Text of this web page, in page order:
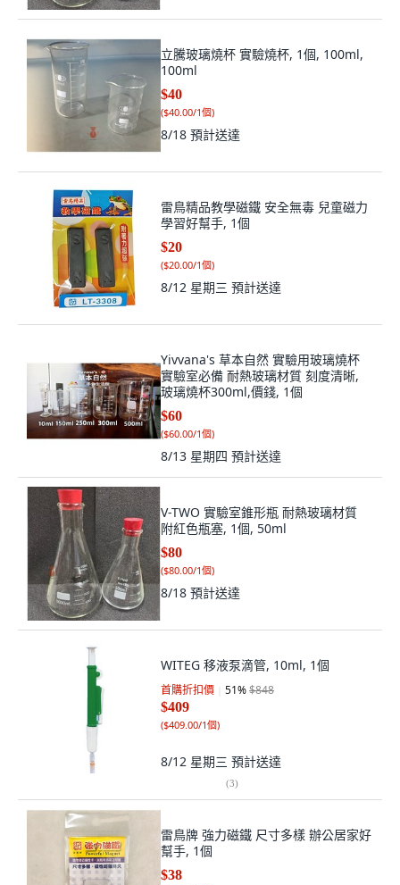
立騰玻璃燒杯 實驗燒杯, 1個, 100ml,
100ml
$40
($40.00/1個)
8/18 預計送達
雷鳥精品教學磁鐵 安全無毒 兒童磁力
學習好幫手, 1個
$20
($20.00/1個)
8/12 星期三 預計送達
Yivvana's 草本自然 實驗用玻璃燒杯
實驗室必備 耐熱玻璃材質 刻度清晰,
玻璃燒杯300ml,價錢, 1個
$60
($60.00/1個)
8/13 星期四 預計送達
V-TWO 實驗室錐形瓶 耐熱玻璃材質
附紅色瓶塞, 1個, 50ml
$80
($80.00/1個)
8/18 預計送達
WITEG 移液泵滴管, 10ml, 1個
首購折扣價 51%$848
$409
($409.00/1個)
8/12 星期三 預計送達
(3)
雷鳥牌 強力磁鐵 尺寸多樣 辦公居家好
幫手, 1個
$38